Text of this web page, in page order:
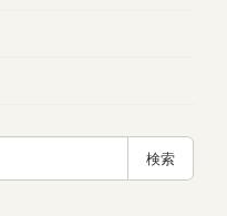
検索